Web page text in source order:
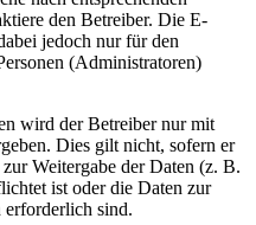
den Betreiber. Die E-
jedoch nur für den
(Administratoren)
wird der Betreiber nur mit
Dies gilt nicht, sofern er
Weitergabe der Daten (z. B.
ist oder die Daten zur
erforderlich sind.